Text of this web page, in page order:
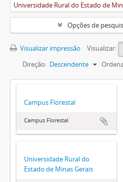
Opções de
Visualizar impressão
Visualizar:
Direção: Descendente
Campus Florestal
Campus Florestal
Universidade Rural do
Estado de Minas Gerais